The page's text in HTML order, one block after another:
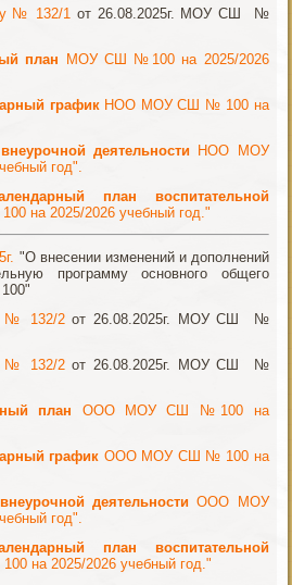
№ 132/1 от 26.08.2025г. МОУ СШ №
план МОУ СШ №100 на 2025/2026
графикНОО МОУ СШ № 100 на
деятельности НОО МОУ
год".
план воспитательной
на 2025/2026 учебный год."
"О внесении изменений и дополнений
программу основного общего
№ 132/2от 26.08.2025г. МОУ СШ №
№ 132/2от 26.08.2025г. МОУ СШ №
план ООО МОУ СШ №100 на
график ООО МОУ СШ № 100 на
деятельности ООО МОУ
год".
план воспитательной
на 2025/2026 учебный год."